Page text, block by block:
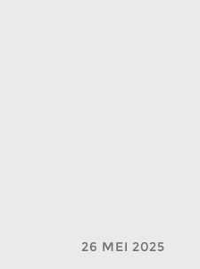
26 MEI 2025